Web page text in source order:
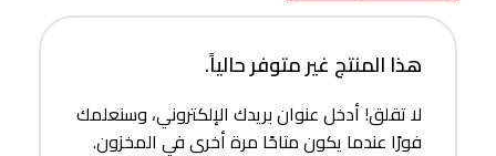
هذا المنتج غير متوفر حالياً.
لا تقلق! أدخل عنوان بريدك الإلكتروني، وسنعلمك
فورًا عندما يكون متاحًا مرة أخرى في المخزون.